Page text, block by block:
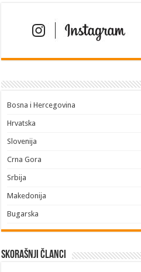
Bosna i Hercegovina
Hrvatska
Slovenija
Crna Gora
Srbija
Makedonija
Bugarska
Skorašnji članci